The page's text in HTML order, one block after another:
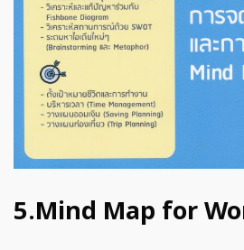
5.Mind Map for